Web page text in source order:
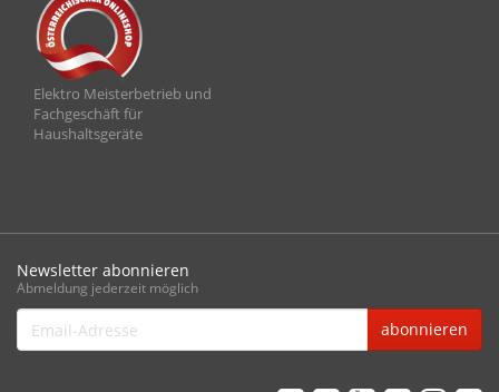
Elektro Meisterbetrieb und
Fachgeschäft für
Haushaltsgeräte
Newsletter abonnieren
Abmeldung jederzeit möglich
Email-
Adresse
abonnieren